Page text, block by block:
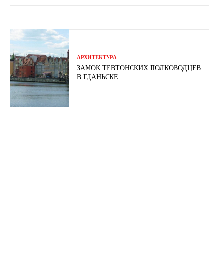
АРХИТЕКТУРА
ЗАМОК ТЕВТОНСКИХ ПОЛКОВОДЦЕВ
В ГДАНЬСКЕ